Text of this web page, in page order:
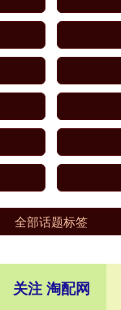
全部话题标签
关注 淘配网